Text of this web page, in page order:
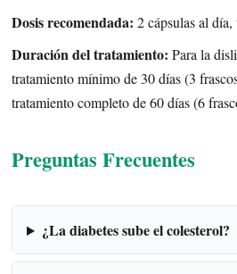
Dosis recomendada: 2 cápsulas al
Duración del tratamiento: Para la
tratamiento mínimo de 30 días (3
tratamiento completo de 60 días (6
Preguntas Frecuentes
¿La diabetes sube el colesterol?